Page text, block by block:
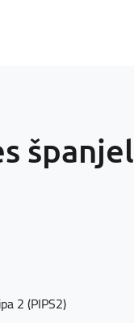
španjel
2 (PIPS2)